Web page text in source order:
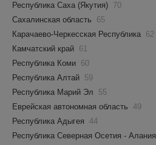
Республика Саха (Якутия) 70
Сахалинская область
65
Карачаево-Черкесская Республика 62
Камчатский край 61
Республика Коми 60
Республика Алтай 59
Республика Марий Эл
55
Еврейская автономная область 49
Республика Адыгея 44
Республика Северная Осетия - Алания